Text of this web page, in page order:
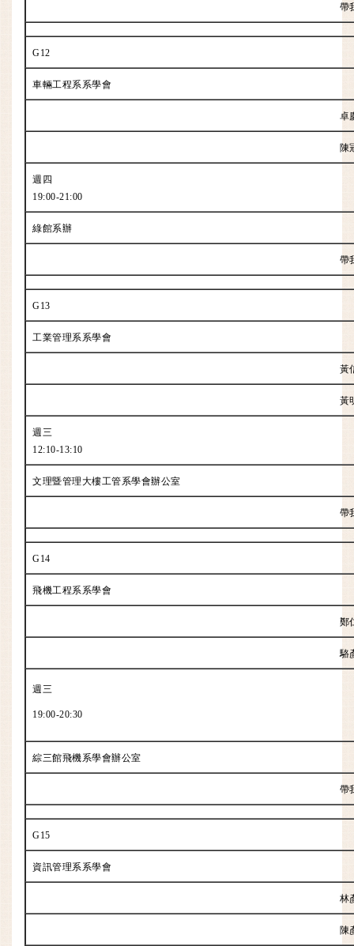
帶
G12
車輛工程系系學會
卓
陳
週四
19:00-21:00
綠館系辦
帶
G13
工業管理系系學會
黃
黃
週三
12:10-13:10
文理暨管理大樓工管系學會辦公室
帶
G14
飛機工程系系學會
鄭
駱
週三
19:00-20:30
綜三館飛機系學會辦公室
帶
G15
資訊管理系系學會
林
陳